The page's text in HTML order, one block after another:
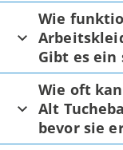
Wie
Gibt es ein
Wie oft
Alt
bevor sie